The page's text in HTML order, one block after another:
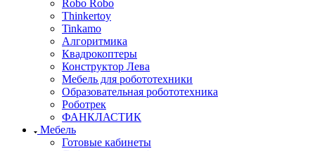
Robo Robo
Thinkertoy
Tinkamo
Алгоритмика
Квадрокоптеры
Конструктор Лева
Мебель для робототехники
Образовательная робототехника
Роботрек
ФАНКЛАСТИК
Мебель
Готовые кабинеты